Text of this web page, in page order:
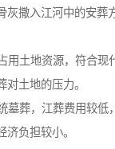
灰撒入江河中的安葬
用土地资源，符合现
土地的压力。
墓葬，江葬费用较低
负担较小。